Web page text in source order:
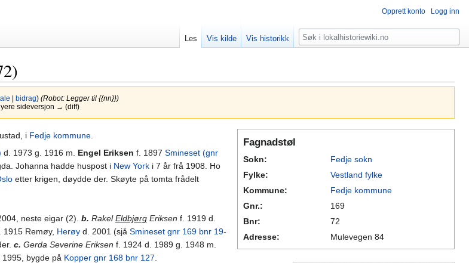
bidrag) (Robot: Legger til {{nn}})
sideversjon → (diff)
Fagnadstøl
Sokn:
Fedje sokn
Fylke:
Vestland fylke
Kommune:
Fedje kommune
Gnr.:
169
Bnr:
72
Adresse:
Mulevegen 84
i Fedje kommune
d. 1973 g. 1916 m. Engel Eriksen f. 1897 Smineset (gnr
Johanna hadde huspost i New York i 7 år frå 1908. Ho
etter krigen, døydde der. Skøyte på tomta frådelt
neste eigar (2). b. RakelEldbjørg Eriksen f. 1919 d.
Remøy, Herøy d. 2001 (sjå Smineset gnr 169 bnr 19-
c. Gerda Severine Eriksen f. 1924 d. 1989 g. 1948 m.
1995, bygde på Kopper gnr 168 bnr 127
Opprett konto Logg inn
Les Vis kilde Vis historikk Søk